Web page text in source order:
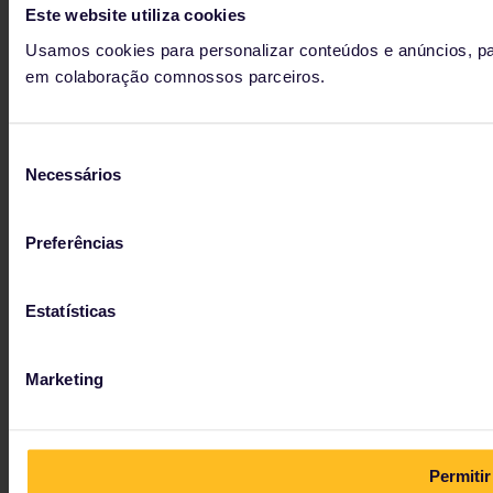
Este website utiliza cookies
Usamos cookies para personalizar conteúdos e anúncios,
em colaboração comnossos parceiros.
Necessários
Preferências
Estatísticas
Marketing